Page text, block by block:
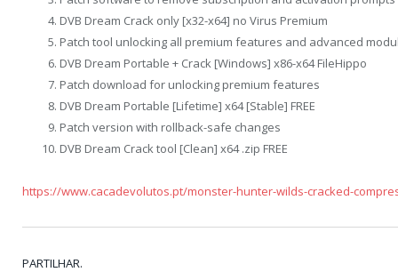
DVB Dream Crack only [x32-x64] no Virus Premium
Patch tool unlocking all premium features and advanced
DVB Dream Portable + Crack [Windows] x86-x64 FileHippo
Patch download for unlocking premium features
DVB Dream Portable [Lifetime] x64 [Stable] FREE
Patch version with rollback-safe changes
DVB Dream Crack tool [Clean] x64 .zip FREE
https://www.cacadevolutos.pt/monster-hunter-wilds-cracked-
PARTILHAR.